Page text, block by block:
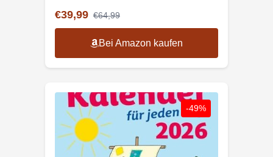
€39,99 €64,99
Bei Amazon kaufen
-49%